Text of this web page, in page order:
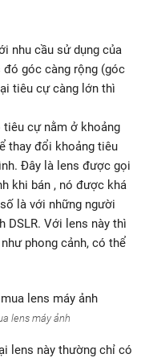
nhu cầu sử dụng của
góc càng rộng (góc
tiêu cự càng lớn thì
cự nằm ở khoảng
thay đổi khoảng tiêu
Đây là lens được gọi
khi bán , nó được khá
là với những người
DSLR. Với lens này thì
phong cảnh, có thể
lens máy ảnh
lens này thường chỉ có